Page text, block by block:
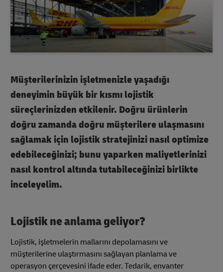
Müşterilerinizin işletmenizle yaşadığı
deneyimin büyük bir kısmı lojistik
süreçlerinizden etkilenir. Doğru ürünlerin
doğru zamanda doğru müşterilere ulaşmasını
sağlamak için lojistik stratejinizi nasıl optimize
edebileceğinizi; bunu yaparken maliyetlerinizi
nasıl kontrol altında tutabileceğinizi birlikte
inceleyelim.
Lojistik ne anlama geliyor?
Lojistik, işletmelerin mallarını depolamasını ve
müşterilerine ulaştırmasını sağlayan planlama ve
operasyon çerçevesini ifade eder. Tedarik, envanter